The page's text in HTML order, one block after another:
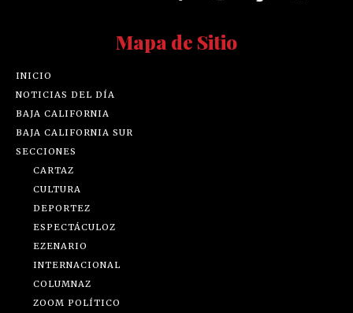
Mapa de Sitio
INICIO
NOTICIAS DEL DÍA
BAJA CALIFORNIA
BAJA CALIFORNIA SUR
SECCIONES
CARTAZ
CULTURA
DEPORTEZ
ESPECTÁCULOZ
EZENARIO
INTERNACIONAL
COLUMNAZ
ZOOM POLÍTICO